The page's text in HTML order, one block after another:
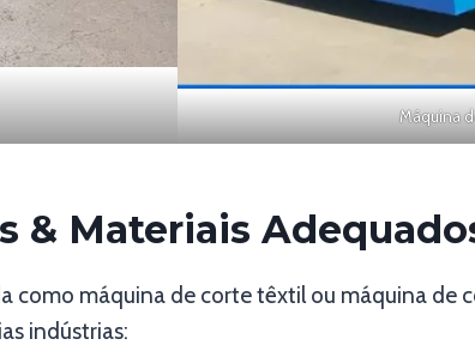
Máquina
& Materiais
como máquina de corte têxtil ou máquina de
indústrias: